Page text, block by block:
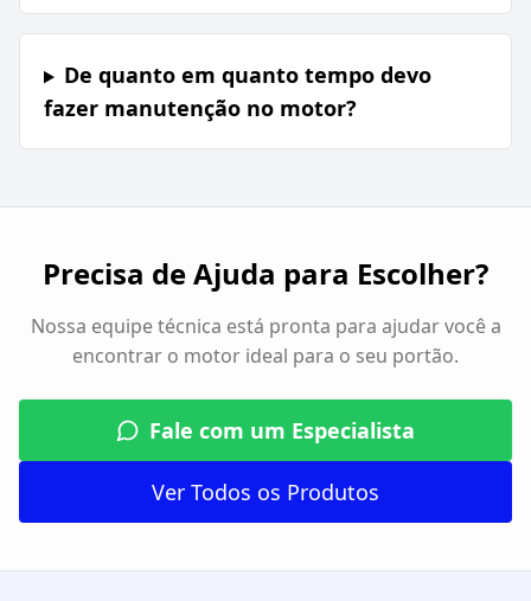
De quanto em quanto tempo devo
fazer manutenção no motor?
Precisa de Ajuda para Escolher?
Nossa equipe técnica está pronta para ajudar você a
encontrar o motor ideal para o seu portão.
Fale com um Especialista
Ver Todos os Produtos